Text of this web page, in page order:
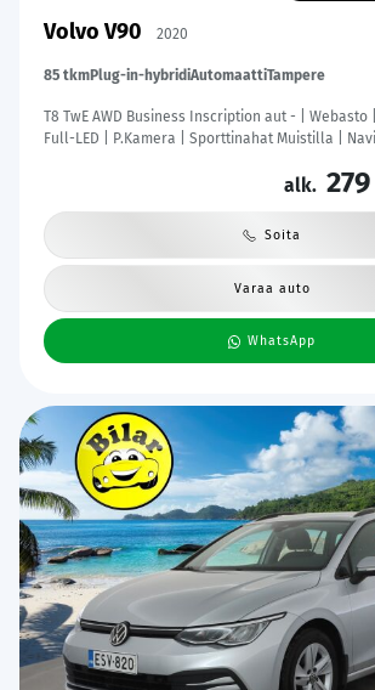
Volvo V90 2020
85 tkmPlug-in-hybridiAutomaattiTampere
T8 TwE AWD Business Inscription aut - | Webasto |
Full-LED | P.Kamera | Sporttinahat Muistilla |
alk. 279
Soita
Varaa auto
WhatsApp